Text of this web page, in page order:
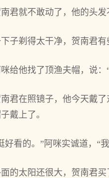
君就不敢动了，他的头
子剃得太干净，贺南君
咪给他找了顶渔夫帽，说
君在照镜子，他今天戴
戴上了。
好看的。”阿咪实诚道，“
的太阳还很大，贺南君